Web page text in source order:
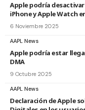
Apple podría
iPhone y Apple Watch
6 Noviembre 2025
AAPL News
Apple podría estar
DMA
9 Octubre 2025
AAPL News
Declaración de Apple